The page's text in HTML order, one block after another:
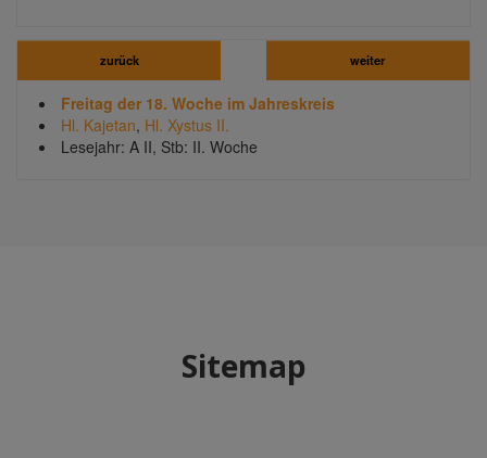
zurück weiter
Freitag der 18. Woche im Jahreskreis
Hl. Kajetan, Hl. Xystus II.
Lesejahr: A II, Stb: II. Woche
Sitemap